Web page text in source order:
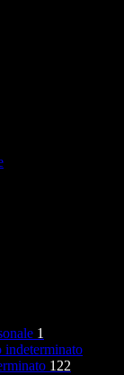
1
indeterminato
122